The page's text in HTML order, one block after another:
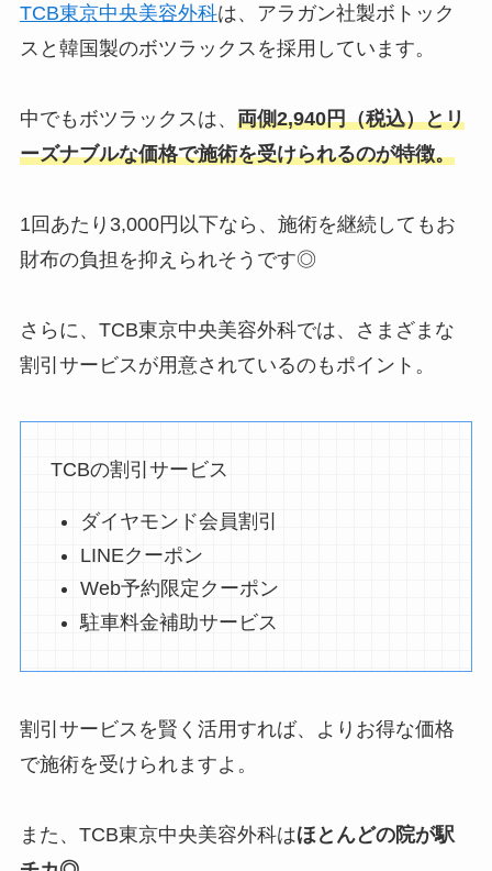
TCB東京中央美容外科は、アラガン社製ボトック
スと韓国製のボツラックスを採用しています。
中でもボツラックスは、 両側2,940円（税込）とリ
ーズナブルな価格で施術を受けられるのが特徴。
1回あたり3,000円以下なら、施術を継続してもお
財布の負担を抑えられそうです◎
さらに、TCB東京中央美容外科では、さまざまな
割引サービスが用意されているのもポイント。
TCBの割引サービス
ダイヤモンド会員割引
LINEクーポン
Web予約限定クーポン
駐車料金補助サービス
割引サービスを賢く活用すれば、よりお得な価格
で施術を受けられますよ。
また、TCB東京中央美容外科はほとんどの院が駅